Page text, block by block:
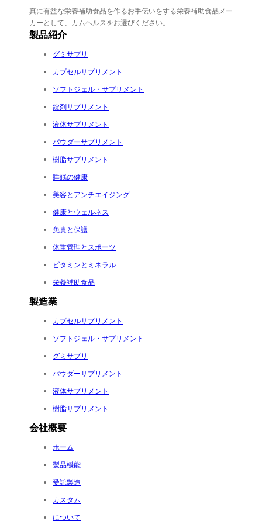
真に有益な栄養補助食品を作るお手伝いをする栄養補助食品メー
カーとして、カムヘルスをお選びください。
製品紹介
グミサプリ
カプセルサプリメント
ソフトジェル・サプリメント
錠剤サプリメント
液体サプリメント
パウダーサプリメント
樹脂サプリメント
睡眠の健康
美容とアンチエイジング
健康とウェルネス
免責と保護
体重管理とスポーツ
ビタミンとミネラル
栄養補助食品
製造業
カプセルサプリメント
ソフトジェル・サプリメント
グミサプリ
パウダーサプリメント
液体サプリメント
樹脂サプリメント
会社概要
ホーム
製品機能
受託製造
カスタム
について